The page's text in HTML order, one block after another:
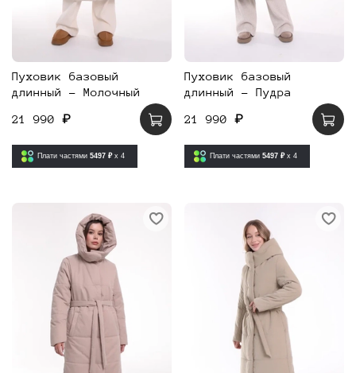
Пуховик базовый
длинный - Молочный
21 990 ₽
Плати частями 5497 ₽ x 4
Пуховик базовый
длинный - Пудра
21 990 ₽
Плати частями 5497 ₽ x 4